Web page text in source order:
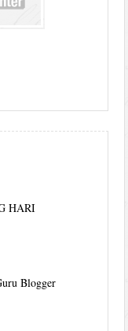
HARI
Blogger